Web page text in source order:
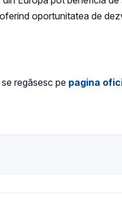
oportunitatea de
regăsesc pe pagina